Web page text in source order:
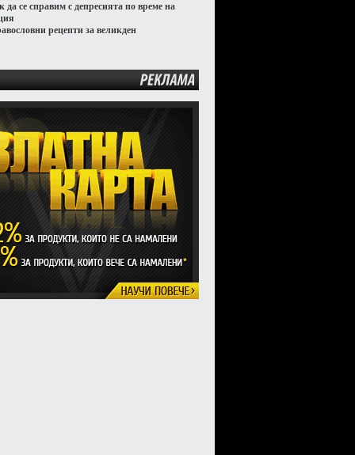
да се справим с депресията по време на
рецепти за великден